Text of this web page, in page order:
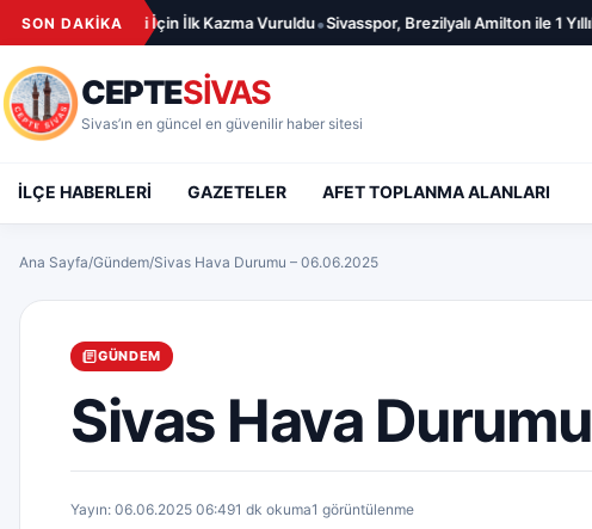
İçeriğe geç
SON DAKİKA
İçin İlk Kazma Vuruldu•Sivasspor, Brezilyalı Amilton ile 1 Yıllık Sözleşme
CEPTESİVAS
Sivas’ın en güncel en güvenilir haber sitesi
İLÇE HABERLERİ GAZETELER AFET TOPLANMA ALANLARI
Ana Sayfa/Gündem/Sivas Hava Durumu – 06.06.2025
GÜNDEM
Sivas Hava
Yayın: 06.06.2025 06:491 dk okuma1 görüntülenme